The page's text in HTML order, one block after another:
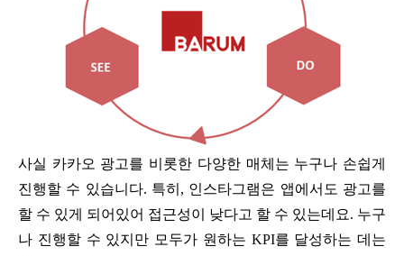
사실 카카오 광고를 비롯한 다양한 매체는 누구나 손쉽게
진행할 수 있습니다. 특히, 인스타그램은 앱에서도 광고를
할 수 있게 되어있어 접근성이 낮다고 할 수 있는데요. 누구
나 진행할 수 있지만 모두가 원하는 KPI를 달성하는 데는